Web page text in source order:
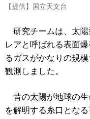
【提供】国立天文台
研究チームは、太陽
レアと呼ばれる表面
るガスがかなりの規
観測しました。
昔の太陽が地球の生
を解明する糸口とな